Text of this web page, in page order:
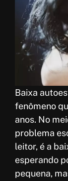
kp
re
Baixa
fenômeno
anos. No
problema
leitor, é a
esperando
pequena,